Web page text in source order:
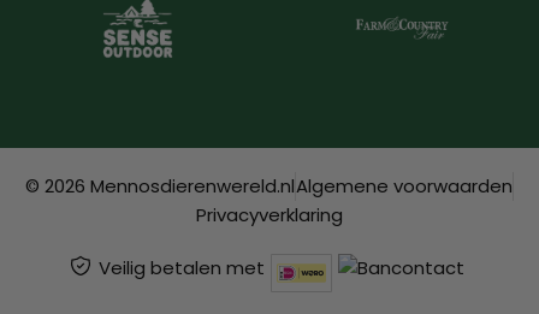
© 2026 Mennosdierenwereld.nlAlgemene voorwaarden
Privacyverklaring
Veilig betalen met